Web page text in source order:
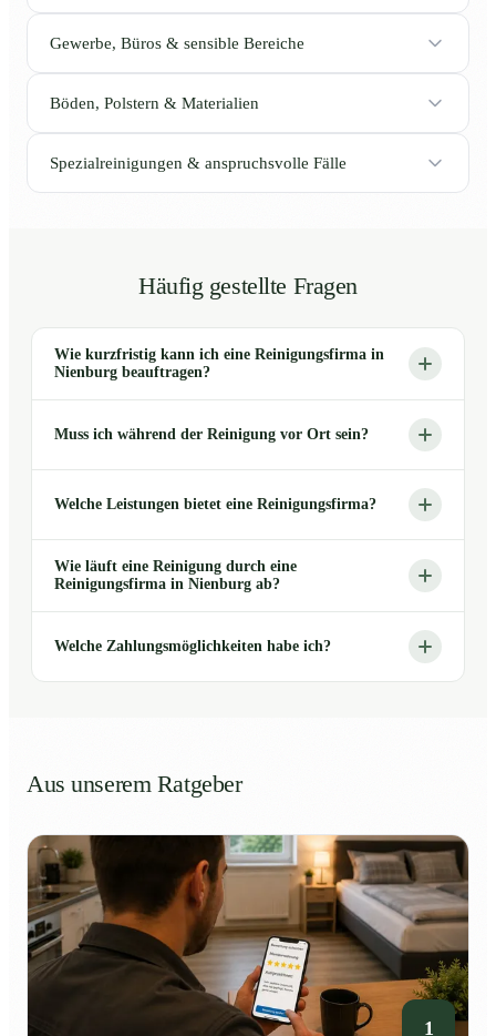
Gewerbe, Büros & sensible Bereiche
Böden, Polstern & Materialien
Spezialreinigungen & anspruchsvolle Fälle
Häufig gestellte Fragen
Wie kurzfristig kann ich eine Reinigungsfirma in
Nienburg beauftragen?
Muss ich während der Reinigung vor Ort sein?
Welche Leistungen bietet eine Reinigungsfirma?
Wie läuft eine Reinigung durch eine
Reinigungsfirma in Nienburg ab?
Welche Zahlungsmöglichkeiten habe ich?
Aus unserem Ratgeber
1